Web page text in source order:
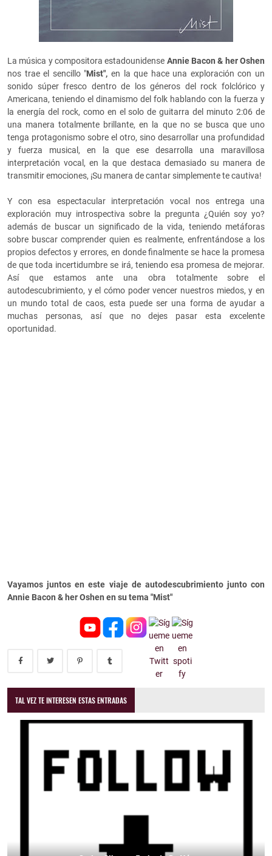
La música y compositora estadounidense Annie Bacon & her Oshen
nos trae el sencillo "Mist", en la que hace una exploración con un
sonido súper fresco dentro de los géneros del rock folclórico y
Americana, teniendo el dinamismo del folk hablando con la fuerza y
la energía del rock, como en el solo de guitarra del minuto 2:06 de
una manera totalmente brillante, en la que no se busca que uno
tenga protagonismo sobre el otro, sino desarrollar una profundidad
y fuerza musical, en la que ese desarrolla una maravillosa
interpretación vocal, en la que destaca demasiado su manera de
transmitir emociones, ¡Su manera de cantar simplemente te cautiva!
Y con esa espectacular interpretación vocal nos entrega una
exploración muy introspectiva sobre la pregunta ¿Quién soy yo?
además de buscar un significado de la vida, teniendo metáforas
sobre buscar comprender quien es realmente, enfrentándose a los
propios defectos y errores, en donde finalmente se hace la promesa
de que toda incertidumbre se irá, teniendo esa promesa de mejorar.
Así que estamos ante una obra totalmente sobre el
autodescubrimiento, y el cómo poder vencer nuestros miedos, y en
un mundo total de caos, esta puede ser una forma de ayudar a
muchas personas, así que no dejes pasar esta excelente
oportunidad.
Vayamos juntos en este viaje de autodescubrimiento junto con
Annie Bacon & her Oshen en su tema "Mist"
TAL VEZ TE INTERESEN ESTAS ENTRADAS